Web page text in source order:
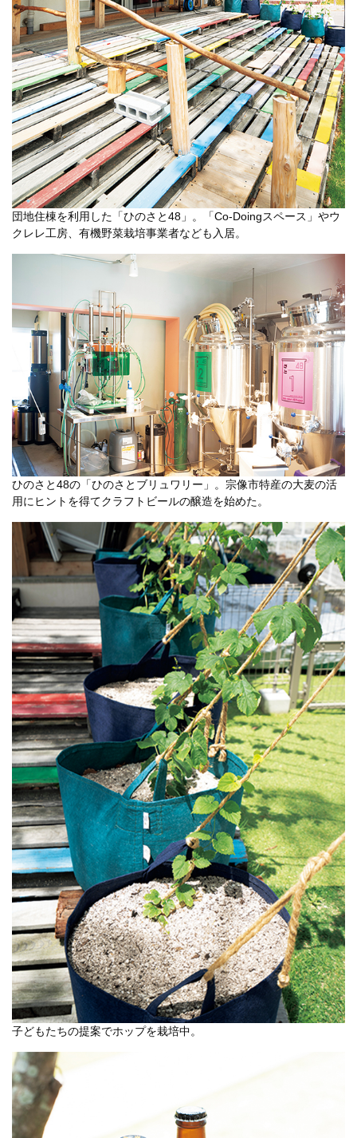
団地住棟を利用した「ひのさと48」。「Co-Doingスペース」やウ
クレレ工房、有機野菜栽培事業者なども入居。
ひのさと48の「ひのさとブリュワリー」。宗像市特産の大麦の活
用にヒントを得てクラフトビールの醸造を始めた。
子どもたちの提案でホップを栽培中。